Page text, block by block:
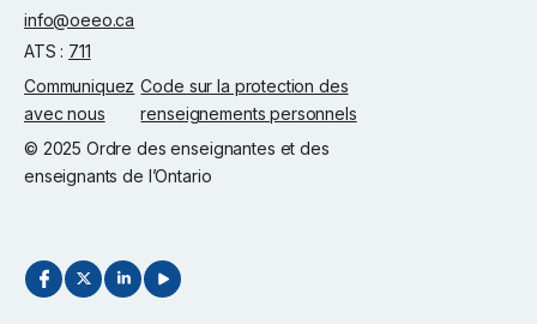
info@oeeo.ca
ATS : 711
Communiquez
avec nous
Code sur la protection des
renseignements personnels
© 2025 Ordre des enseignantes et des
enseignants de l’Ontario